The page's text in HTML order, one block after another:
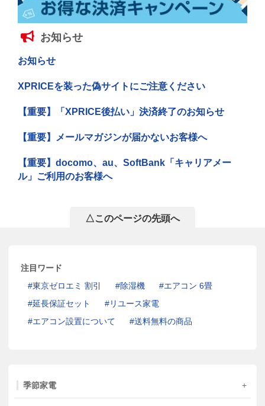
お知らせ
お知らせ
XPRICEを装った偽サイトにご注意ください
【重要】「XPRICE後払い」決済終了のお知らせ
【重要】メールマガジンが届かないお客様へ
【重要】docomo、au、SoftBank「キャリアメー
ル」ご利用のお客様へ
△このページの先頭へ
注目ワード
東京ゼロエミ 割引
除湿機
エアコン 6畳
延長保証セット
リユース家電
エアコン設置について
送料無料の商品
季節家電